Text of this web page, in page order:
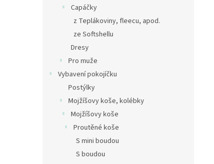
Capáčky
z Teplákoviny, fleecu, apod.
ze Softshellu
Dresy
Pro muže
Vybavení pokojíčku
Postýlky
Mojžíšovy koše, kolébky
Mojžíšovy koše
Proutěné koše
S mini boudou
S boudou